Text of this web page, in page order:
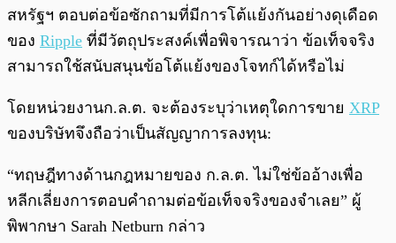
สหรัฐฯ ตอบต่อข้อซักถามที่มีการโต้แย้งกันอย่างดุเดือด
ของ Ripple ที่มีวัตถุประสงค์เพื่อพิจารณาว่า ข้อเท็จจริง
สามารถใช้สนับสนุนข้อโต้แย้งของโจทก์ได้หรือไม่
โดยหน่วยงานก.ล.ต. จะต้องระบุว่าเหตุใดการขาย XRP
ของบริษัทจึงถือว่าเป็นสัญญาการลงทุน:
“ทฤษฎีทางด้านกฎหมายของ ก.ล.ต. ไม่ใช่ข้ออ้างเพื่อ
หลีกเลี่ยงการตอบคำถามต่อข้อเท็จจริงของจำเลย” ผู้
พิพากษา Sarah Netburn กล่าว